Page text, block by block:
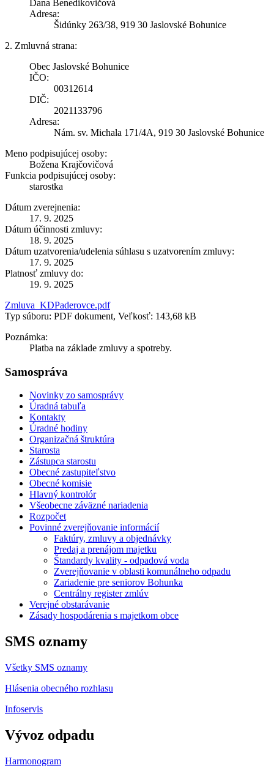
Dana Benedikovičová
Adresa:
Šidúnky 263/38, 919 30 Jaslovské Bohunice
2. Zmluvná strana:
Obec Jaslovské Bohunice
IČO:
00312614
DIČ:
2021133796
Adresa:
Nám. sv. Michala 171/4A, 919 30 Jaslovské Bohunice
Meno podpisujúcej osoby:
Božena Krajčovičová
Funkcia podpisujúcej osoby:
starostka
Dátum zverejnenia:
17. 9. 2025
Dátum účinnosti zmluvy:
18. 9. 2025
Dátum uzatvorenia/udelenia súhlasu s uzatvorením zmluvy:
17. 9. 2025
Platnosť zmluvy do:
19. 9. 2025
Zmluva_KDPaderovce.pdf
Typ súboru: PDF dokument, Veľkosť: 143,68 kB
Poznámka:
Platba na základe zmluvy a spotreby.
Samospráva
Novinky zo samosprávy
Úradná tabuľa
Kontakty
Úradné hodiny
Organizačná štruktúra
Starosta
Zástupca starostu
Obecné zastupiteľstvo
Obecné komisie
Hlavný kontrolór
Všeobecne záväzné nariadenia
Rozpočet
Povinné zverejňovanie informácií
Faktúry, zmluvy a objednávky
Predaj a prenájom majetku
Štandardy kvality - odpadová voda
Zverejňovanie v oblasti komunálneho odpadu
Zariadenie pre seniorov Bohunka
Centrálny register zmlúv
Verejné obstarávanie
Zásady hospodárenia s majetkom obce
SMS oznamy
Všetky SMS oznamy
Hlásenia obecného rozhlasu
Infoservis
Vývoz odpadu
Harmonogram